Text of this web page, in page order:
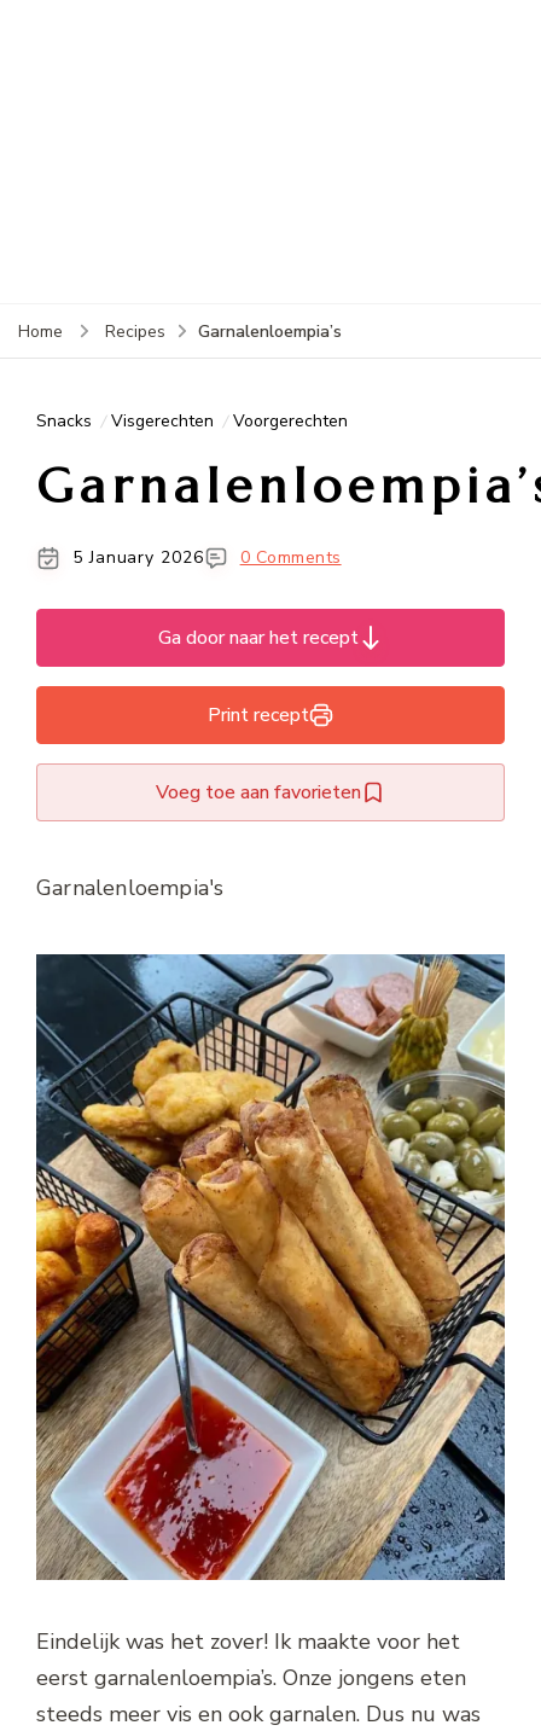
Home Recipes Garnalenloempia’s
Snacks Visgerechten Voorgerechten
5 January 2026 0 Comments
Ga door naar het recept
Print recept
Voeg toe aan favorieten
Garnalenloempia's
Eindelijk was het zover! Ik maakte voor het
eerst garnalenloempia’s. Onze jongens eten
steeds meer vis en ook garnalen. Dus nu was